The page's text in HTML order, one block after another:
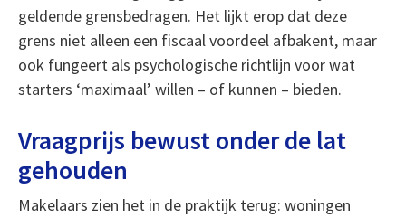
geldende grensbedragen. Het lijkt erop dat deze
grens niet alleen een fiscaal voordeel afbakent, maar
ook fungeert als psychologische richtlijn voor wat
starters ‘maximaal’ willen – of kunnen – bieden.
Vraagprijs bewust onder de lat
gehouden
Makelaars zien het in de praktijk terug: woningen